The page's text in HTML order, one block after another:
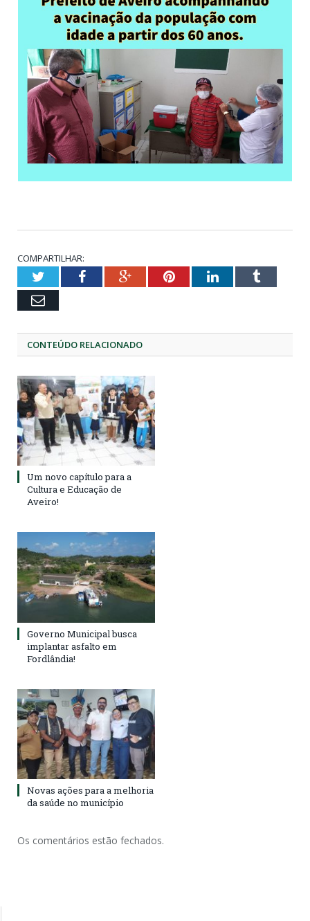
COMPARTILHAR:
TwitterFacebookGoogle+PinterestLinkedInTumblr
Email
CONTEÚDO RELACIONADO
Um novo capítulo para a
Cultura e Educação de
Aveiro!
Governo Municipal busca
implantar asfalto em
Fordlândia!
Novas ações para a melhoria
da saúde no município
Os comentários estão fechados.